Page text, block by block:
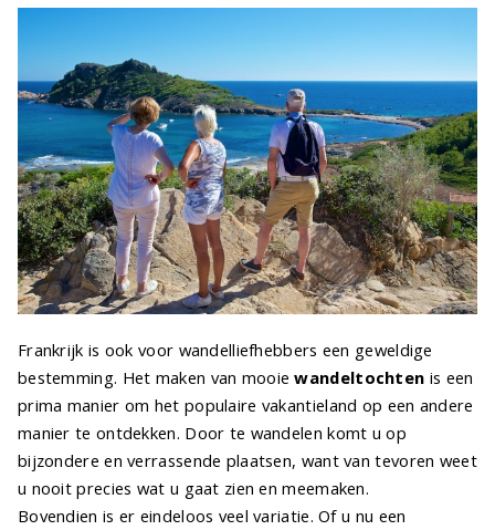
Frankrijk is ook voor wandelliefhebbers een geweldige
bestemming. Het maken van mooiewandeltochten is een
prima manier om het populaire vakantieland op een andere
manier te ontdekken. Door te wandelen komt u op
bijzondere en verrassende plaatsen, want van tevoren weet
u nooit precies wat u gaat zien en meemaken.
Bovendien is er eindeloos veel variatie. Of u nu een